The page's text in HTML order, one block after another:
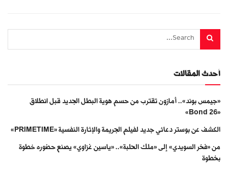
أحدث المقالات
«جيمس بوند».. أمازون تقترب من حسم هوية البطل الجديد قبل انطلاق
«Bond 26»
الكشف عن بوستر دعائي جديد لفيلم الجريمة والإثارة النفسية «PRIMETIME»
من «فخر السويدي» إلى «ملك الحلبة».. «ياسين غزاوي» يصنع حضوره خطوة
بخطوة